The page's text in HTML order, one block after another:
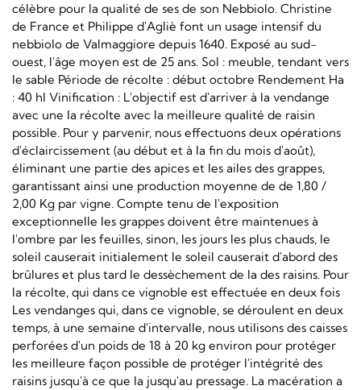
célèbre pour la qualité de ses de son Nebbiolo. Christine
de France et Philippe d'Agliè font un usage intensif du
nebbiolo de Valmaggiore depuis 1640. Exposé au sud-
ouest, l'âge moyen est de 25 ans. Sol : meuble, tendant vers
le sable Période de récolte : début octobre Rendement Ha
: 40 hl Vinification : L'objectif est d'arriver à la vendange
avec une la récolte avec la meilleure qualité de raisin
possible. Pour y parvenir, nous effectuons deux opérations
d'éclaircissement (au début et à la fin du mois d'août),
éliminant une partie des apices et les ailes des grappes,
garantissant ainsi une production moyenne de de 1,80 /
2,00 Kg par vigne. Compte tenu de l'exposition
exceptionnelle les grappes doivent être maintenues à
l'ombre par les feuilles, sinon, les jours les plus chauds, le
soleil causerait initialement le soleil causerait d'abord des
brûlures et plus tard le dessèchement de la des raisins. Pour
la récolte, qui dans ce vignoble est effectuée en deux fois
Les vendanges qui, dans ce vignoble, se déroulent en deux
temps, à une semaine d'intervalle, nous utilisons des caisses
perforées d'un poids de 18 à 20 kg environ pour protéger
les meilleure façon possible de protéger l'intégrité des
raisins jusqu'à ce que la jusqu'au pressage. La macération a